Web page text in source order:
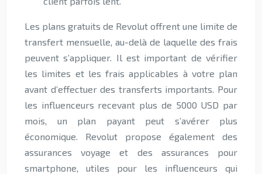
Les plans gratuits de Revolut offrent une limite de
transfert mensuelle, au-delà de laquelle des frais
peuvent s’appliquer. Il est important de vérifier
les limites et les frais applicables à votre plan
avant d’effectuer des transferts importants. Pour
les influenceurs recevant plus de 5000 USD par
mois, un plan payant peut s’avérer plus
économique. Revolut propose également des
assurances voyage et des assurances pour
smartphone, utiles pour les influenceurs qui